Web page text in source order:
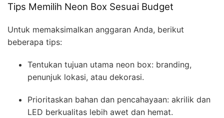
Tips Memilih Neon Box Sesuai Budget
Untuk memaksimalkan anggaran Anda, berikut
beberapa tips:
Tentukan tujuan utama neon box: branding,
penunjuk lokasi, atau dekorasi.
Prioritaskan bahan dan pencahayaan: akrilik dan
LED berkualitas lebih awet dan hemat.